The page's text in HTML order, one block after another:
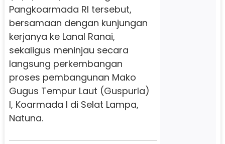
Pangkoarmada RI tersebut,
bersamaan dengan kunjungan
kerjanya ke Lanal Ranai,
sekaligus meninjau secara
langsung perkembangan
proses pembangunan Mako
Gugus Tempur Laut (Guspurla)
I, Koarmada I di Selat Lampa,
Natuna.